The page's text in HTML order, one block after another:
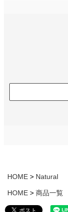
HOME Natural
HOME 商品一覧